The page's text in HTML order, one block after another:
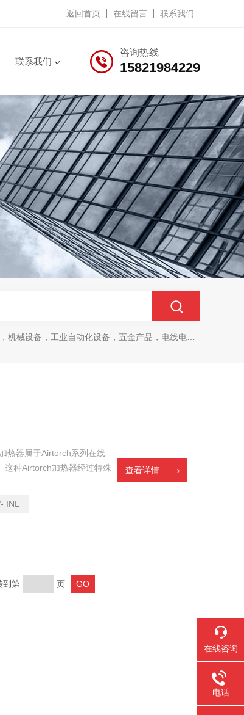
返回首页 在线留言 联系我们
咨询热线
15821984229
联系我们
备，工业自动化设备，五金产品，电线电缆，金属材料，电子
热器属于Airtorch系列在线
这种Airtorch加热器经过特殊
INL
查看详情
到第 页
在线咨询
电话